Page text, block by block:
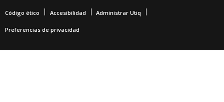
Código ético Accesibilidad Administrar Utiq
Preferencias de privacidad